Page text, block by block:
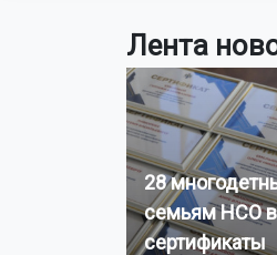
Лента
28
семьям НСО
сертификаты